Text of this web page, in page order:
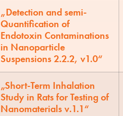
„Detection and semi-
Quantification of
Endotoxin Contaminations
in Nanoparticle
Suspensions 2.2.2, v1.0“
„Short-Term Inhalation
Study in Rats for Testing of
Nanomaterials v.1.1“